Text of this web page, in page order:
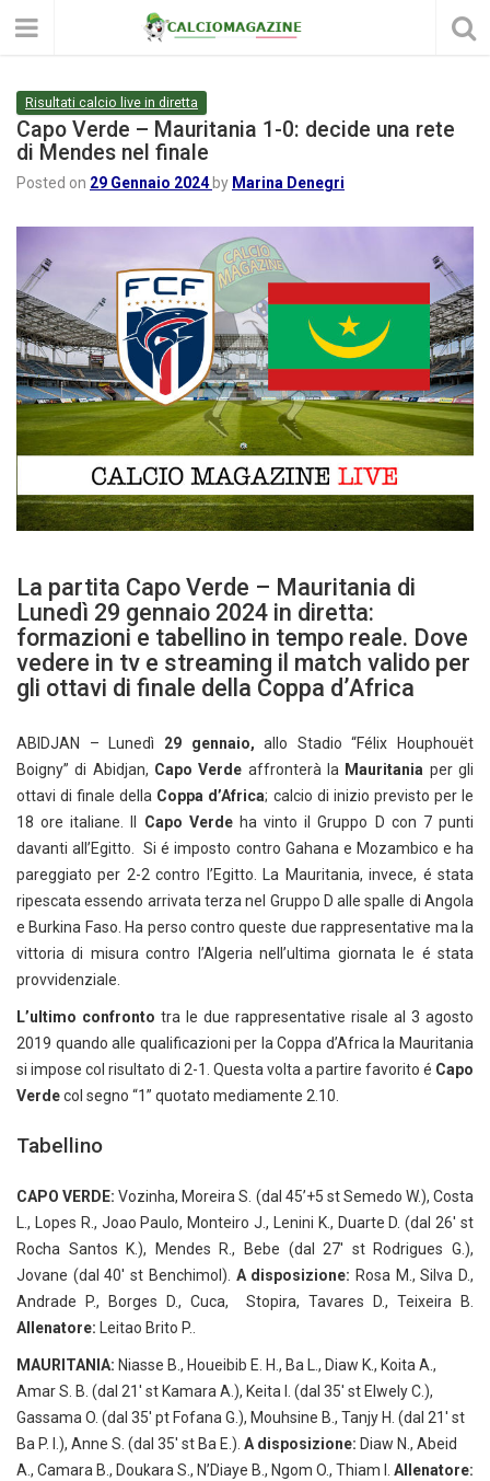
Risultati calcio live in diretta
Capo Verde – Mauritania 1-0: decide una rete
di Mendes nel finale
Posted on 29 Gennaio 2024 by Marina Denegri
La partita Capo Verde – Mauritania di
Lunedì 29 gennaio 2024 in diretta:
formazioni e tabellino in tempo reale. Dove
vedere in tv e streaming il match valido per
gli ottavi di finale della Coppa d’Africa
ABIDJAN – Lunedì 29 gennaio,allo Stadio “Félix Houphouët
Boigny” di Abidjan, Capo Verde affronterà la Mauritania per gli
ottavi di finale della Coppa d’Africa; calcio di inizio previsto per le
18 ore italiane. Il
Capo Verdeha vinto il Gruppo D con 7 punti
davanti all’Egitto. Si é imposto contro Gahana e Mozambico e ha
pareggiato per 2-2 contro l’Egitto. La Mauritania, invece, é stata
ripescata essendo arrivata terza nel Gruppo D alle spalle di Angola
e Burkina Faso. Ha perso contro queste due rappresentative ma la
vittoria di misura contro l’Algeria nell’ultima giornata le é stata
provvidenziale.
L’ultimo confronto tra le due rappresentative risale al 3 agosto
2019 quando alle qualificazioni per la Coppa d’Africa la Mauritania
si impose col risultato di 2-1. Questa volta a partire favorito é Capo
Verdecol segno “1” quotato mediamente 2.10.
Tabellino
CAPO VERDE: Vozinha, Moreira S. (dal 45’+5 st Semedo W.), Costa
L., Lopes R., Joao Paulo, Monteiro J., Lenini K., Duarte D. (dal 26′ st
Rocha Santos K.), Mendes R., Bebe (dal 27′ st Rodrigues G.),
Jovane (dal 40′ st Benchimol). A disposizione: Rosa M., Silva D.,
Andrade P., Borges D., Cuca, Stopira, Tavares D., Teixeira B.
Allenatore: Leitao Brito P..
MAURITANIA: Niasse B., Houeibib E. H., Ba L., Diaw K., Koita A.,
Amar S. B. (dal 21′ st Kamara A.), Keita I. (dal 35′ st Elwely C.),
Gassama O. (dal 35′ pt Fofana G.), Mouhsine B., Tanjy H. (dal 21′ st
Ba P. I.), Anne S. (dal 35′ st Ba E.). A disposizione: Diaw N., Abeid
A., Camara B., Doukara S., N’Diaye B., Ngom O., Thiam I. Allenatore: